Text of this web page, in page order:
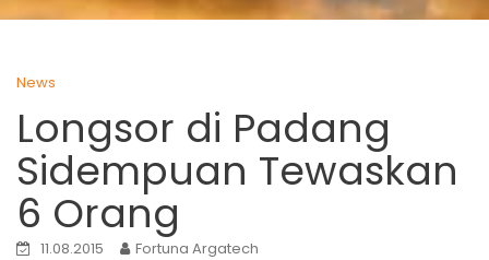
News
Longsor di Padang
Sidempuan Tewaskan
6 Orang
11.08.2015 Fortuna Argatech